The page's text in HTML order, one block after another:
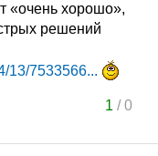
«очень хорошо»,
решений
13/7533566...
1 /0